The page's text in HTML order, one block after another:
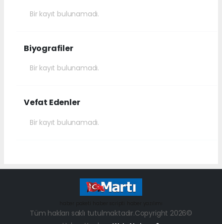
Bir kayıt bulunamadı.
Biyografiler
Bir kayıt bulunamadı.
Vefat Edenler
Bir kayıt bulunamadı.
Tüm hakları saklı tutulmaktadır.Copyright 2026©